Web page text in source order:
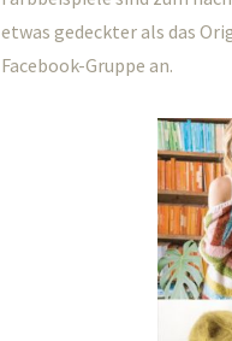
etwas gedeckter als das
Facebook-Gruppe an.